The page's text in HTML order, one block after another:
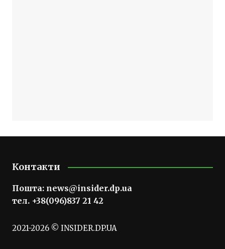
Контакти
Пошта: news@insider.dp.ua
тел. +38(096)837 21 42
2021-2026 © INSIDER.DP.UA